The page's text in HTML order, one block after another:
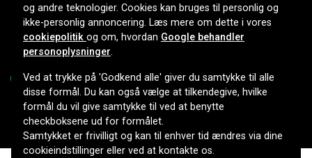
LEVERINGSMULIGHEDER
Copyright © 2026, Spares Nordic AB
og andre teknologier. Cookies kan bruges til personlig og
ikke-personlig annoncering. Læs mere om dette i vores
cookiepolitik og om, hvordan Google behandler
personoplysninger.
Ved at trykke på 'Godkend alle' giver du samtykke til alle
disse formål. Du kan også vælge at tilkendegive, hvilke
formål du vil give samtykke til ved at benytte
checkboksene ud for formålet.
Samtykket er frivilligt og kan til enhver tid ændres via dine
cookieindstillinger eller ved at kontakte os.